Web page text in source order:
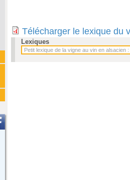
Télécharger le lexique du
Lexiques